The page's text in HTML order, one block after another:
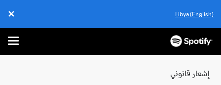
Libya
Close
المحتوى
Menu
قانوني